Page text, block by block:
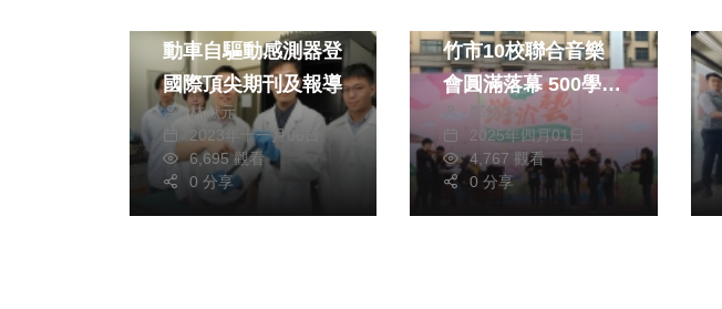
動車自驅動感測器登
國際頂尖期刊及報導
林獻元
2023年十一月06日
6,695 觀看
0 分享
竹市10校聯合音樂
會圓滿落幕 500學子
期待明年再會
鄭銘德
2025年四月01日
4,767 觀看
0 分享